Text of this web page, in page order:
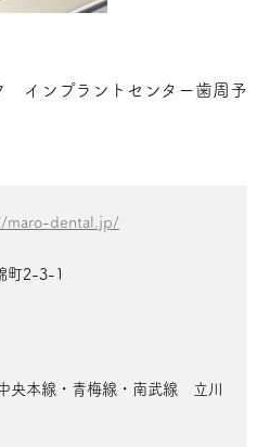
インプラントセンター歯周予
maro-dental.jp/
町2-3-1
央本線・青梅線・南武線 立川